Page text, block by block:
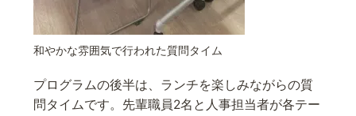
和やかな雰囲気で行われた質問タイム
プログラムの後半は、ランチを楽しみながらの質
問タイムです。先輩職員2名と人事担当者が各テー